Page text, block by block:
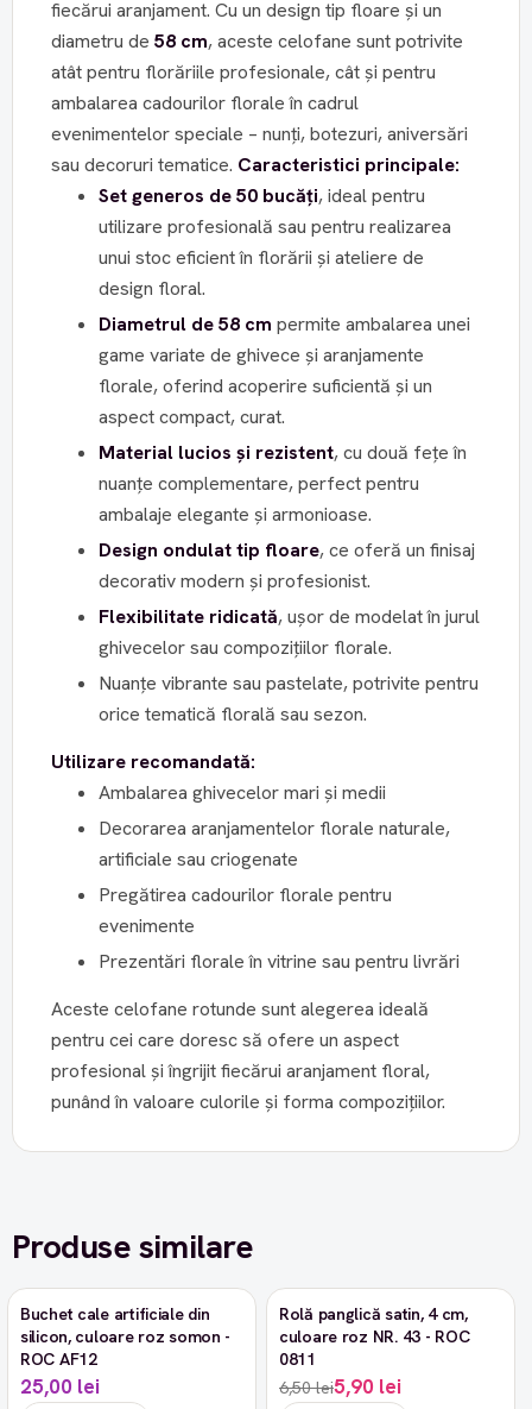
fiecărui aranjament. Cu un design tip floare și un
diametru de 58 cm, aceste celofane sunt potrivite
atât pentru florăriile profesionale, cât și pentru
ambalarea cadourilor florale în cadrul
evenimentelor speciale – nunți, botezuri, aniversări
sau decoruri tematice. Caracteristici principale:
Set generos de 50 bucăți, ideal pentru
utilizare profesională sau pentru realizarea
unui stoc eficient în florării și ateliere de
design floral.
Diametrul de 58 cm permite ambalarea unei
game variate de ghivece și aranjamente
florale, oferind acoperire suficientă și un
aspect compact, curat.
Material lucios și rezistent, cu două fețe în
nuanțe complementare, perfect pentru
ambalaje elegante și armonioase.
Design ondulat tip floare, ce oferă un finisaj
decorativ modern și profesionist.
Flexibilitate ridicată, ușor de modelat în jurul
ghivecelor sau compozițiilor florale.
Nuanțe vibrante sau pastelate, potrivite pentru
orice tematică florală sau sezon.
Utilizare recomandată:
Ambalarea ghivecelor mari și medii
Decorarea aranjamentelor florale naturale,
artificiale sau criogenate
Pregătirea cadourilor florale pentru
evenimente
Prezentări florale în vitrine sau pentru livrări
Aceste celofane rotunde sunt alegerea ideală
pentru cei care doresc să ofere un aspect
profesional și îngrijit fiecărui aranjament floral,
punând în valoare culorile și forma compozițiilor.
Produse similare
Buchet cale artificiale din
silicon, culoare roz somon -
ROC AF12
25,00 lei
-9%
Rolă panglică satin, 4 cm,
culoare roz NR. 43 - ROC
0811
6,50 lei5,90 lei